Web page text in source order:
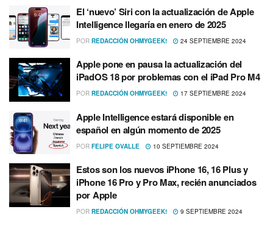
El ‘nuevo’ Siri con la actualización de Apple
Intelligence llegaría en enero de 2025
POR REDACCIÓN OHMYGEEK! 24 SEPTIEMBRE 2024
Apple pone en pausa la actualización del
iPadOS 18 por problemas con el iPad Pro M4
POR REDACCIÓN OHMYGEEK! 17 SEPTIEMBRE 2024
Apple Intelligence estará disponible en
español en algún momento de 2025
POR FELIPE OVALLE 10 SEPTIEMBRE 2024
Estos son los nuevos iPhone 16, 16 Plus y
iPhone 16 Pro y Pro Max, recién anunciados
por Apple
POR REDACCIÓN OHMYGEEK! 9 SEPTIEMBRE 2024